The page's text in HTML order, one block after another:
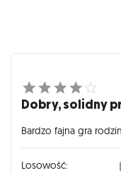
Dobry, solidny
Bardzo fajna gra
Losowość: